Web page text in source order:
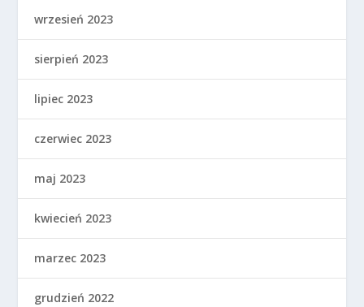
wrzesień 2023
sierpień 2023
lipiec 2023
czerwiec 2023
maj 2023
kwiecień 2023
marzec 2023
grudzień 2022